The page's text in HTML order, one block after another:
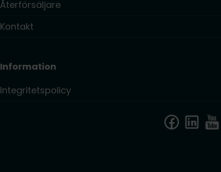
Återförsäljare
Kontakt
Information
Integritetspolicy